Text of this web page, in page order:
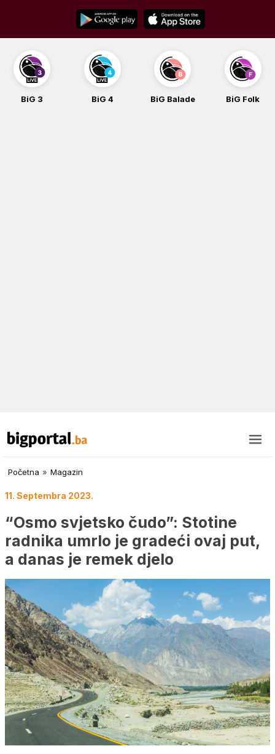
content
BiG 3 BiG 4 BiG Balade BiG Folk
Početna » Magazin
11. Septembra 2023.
“Osmo svjetsko čudo”: Stotine
radnika umrlo je gradeći ovaj put,
a danas je remek djelo